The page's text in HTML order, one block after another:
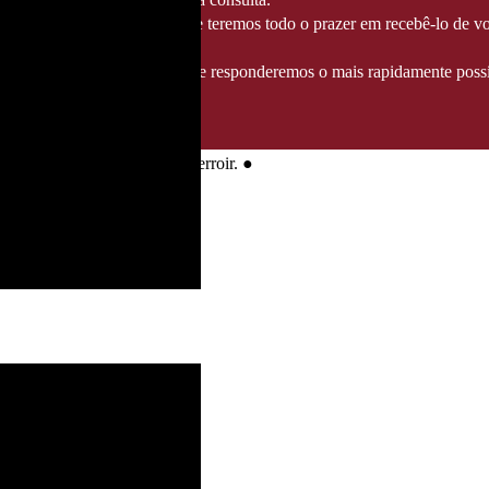
, altura em que teremos todo o prazer em recebê-lo de
info@fozgourmet.com e responderemos o mais rapidamente
que expressam o seu terroir. ●